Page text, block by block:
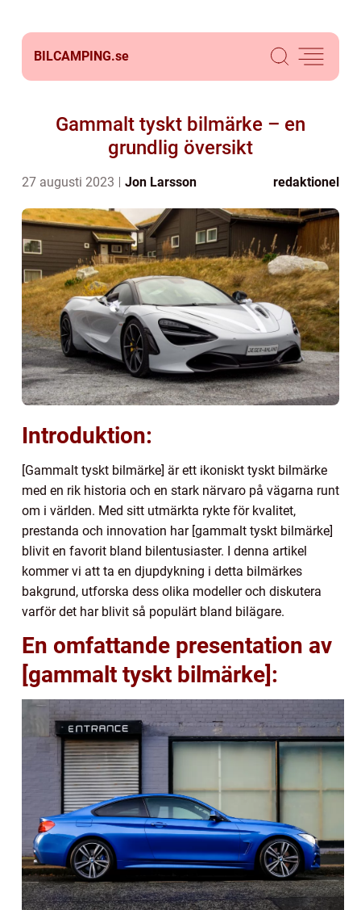
BILCAMPING.se
Gammalt tyskt bilmärke – en
grundlig översikt
27 augusti 2023 Jon Larsson redaktionel
Introduktion:
[Gammalt tyskt bilmärke] är ett ikoniskt tyskt bilmärke
med en rik historia och en stark närvaro på vägarna runt
om i världen. Med sitt utmärkta rykte för kvalitet,
prestanda och innovation har [gammalt tyskt bilmärke]
blivit en favorit bland bilentusiaster. I denna artikel
kommer vi att ta en djupdykning i detta bilmärkes
bakgrund, utforska dess olika modeller och diskutera
varför det har blivit så populärt bland bilägare.
En omfattande presentation av
[gammalt tyskt bilmärke]: